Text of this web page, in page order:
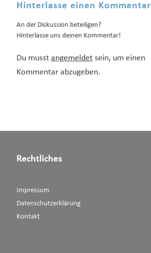
Hinterlasse einen Kommentar
An der Diskussion beteiligen?
Hinterlasse uns deinen Kommentar!
Du musst angemeldetsein, um einen
Kommentar abzugeben.
Rechtliches
Impressum
Datenschutzerklärung
Kontakt